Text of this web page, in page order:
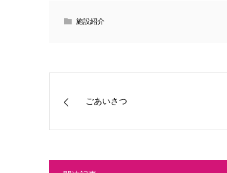
施設紹介
ごあいさつ